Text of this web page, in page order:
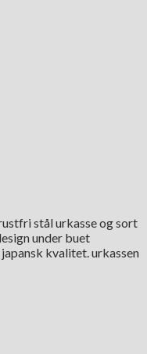
stål urkasse og sort
under buet
kvalitet. urkassen